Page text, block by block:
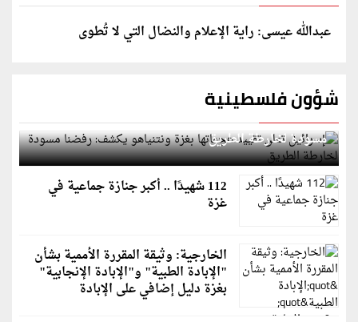
عبدالله عيسى: راية الإعلام والنضال التي لا تُطوى
شؤون فلسطينية
إسرائيل تعلن تقييد هجماتها بغزة ونتنياهو يكشف: رفضنا
مسودة لخارطة الطريق
112 شهيدًا .. أكبر جنازة جماعية في
غزة
الخارجية: وثيقة المقررة الأممية بشأن
"الإبادة الطبية" و"الإبادة الإنجابية"
بغزة دليل إضافي على الإبادة